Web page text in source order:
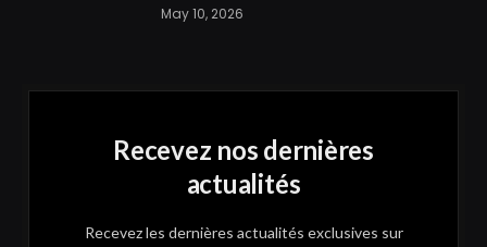
May 10, 2026
Recevez nos dernières
actualités
Recevez les dernières actualités exclusives sur